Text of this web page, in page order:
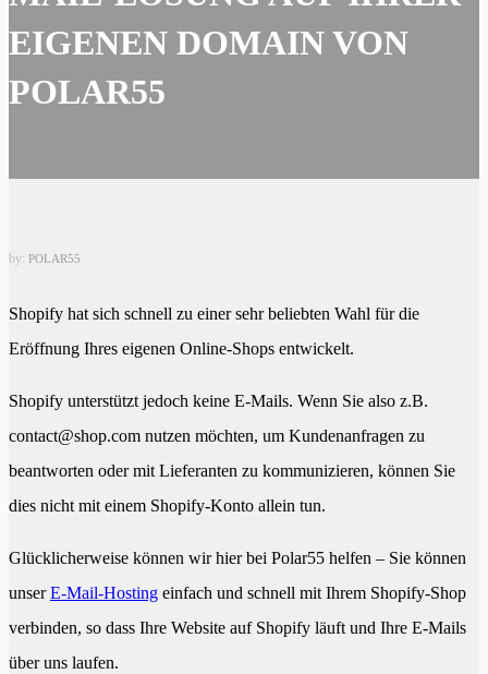
EIGENEN DOMAIN VON
POLAR55
by: POLAR55
Shopify hat sich schnell zu einer sehr beliebten Wahl für die
Eröffnung Ihres eigenen Online-Shops entwickelt.
Shopify unterstützt jedoch keine E-Mails. Wenn Sie also z.B.
contact@shop.com nutzen möchten, um Kundenanfragen zu
beantworten oder mit Lieferanten zu kommunizieren, können Sie
dies nicht mit einem Shopify-Konto allein tun.
Glücklicherweise können wir hier bei Polar55 helfen – Sie können
unserE-Mail-Hosting einfach und schnell mit Ihrem Shopify-Shop
verbinden, so dass Ihre Website auf Shopify läuft und Ihre E-Mails
über uns laufen.